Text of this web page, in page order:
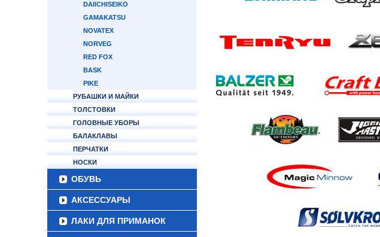
DAIICHISEIKO
GAMAKATSU
NOVATEX
NORVEG
RED FOX
BASK
PIKE
РУБАШКИ И МАЙКИ
ТОЛСТОВКИ
ГОЛОВНЫЕ УБОРЫ
БАЛАКЛАВЫ
ПЕРЧАТКИ
НОСКИ
ОБУВЬ
АКСЕССУАРЫ
ЛАКИ ДЛЯ ПРИМАНОК